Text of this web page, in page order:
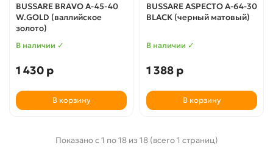
BUSSARE BRAVO A-45-40
W.GOLD (валлийское
золото)
В наличии ✓
1 430 р
В корзину
BUSSARE ASPECTO A-64-30
BLACK (черный матовый)
В наличии ✓
1 388 р
В корзину
Показано с 1 по 18 из 18 (всего 1 страниц)